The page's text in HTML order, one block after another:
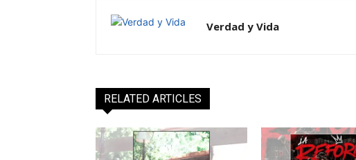
Verdad y Vida
RELATED ARTICLES